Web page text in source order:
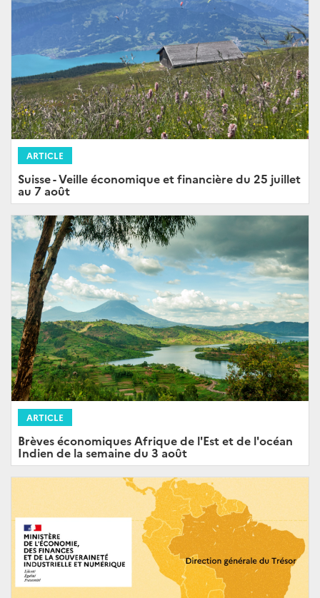
ARTICLE
Suisse - Veille économique et financière du 25 juillet
au 7 août
ARTICLE
Brèves économiques Afrique de l'Est et de l'océan
Indien de la semaine du 3 août